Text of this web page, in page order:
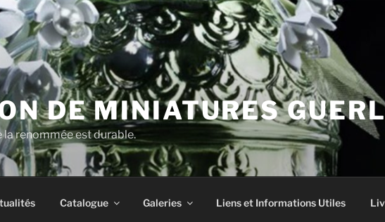
DE MINIATURES
la renommée est durable.
Catalogue Galeries Liens et Informations Utiles